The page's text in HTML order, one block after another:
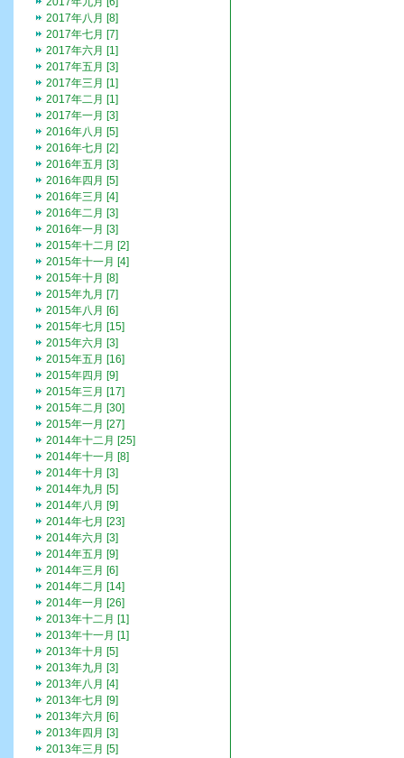
2017年八月 [8]
2017年七月 [7]
2017年六月 [1]
2017年五月 [3]
2017年三月 [1]
2017年二月 [1]
2017年一月 [3]
2016年八月 [5]
2016年七月 [2]
2016年五月 [3]
2016年四月 [5]
2016年三月 [4]
2016年二月 [3]
2016年一月 [3]
2015年十二月 [2]
2015年十一月 [4]
2015年十月 [8]
2015年九月 [7]
2015年八月 [6]
2015年七月 [15]
2015年六月 [3]
2015年五月 [16]
2015年四月 [9]
2015年三月 [17]
2015年二月 [30]
2015年一月 [27]
2014年十二月 [25]
2014年十一月 [8]
2014年十月 [3]
2014年九月 [5]
2014年八月 [9]
2014年七月 [23]
2014年六月 [3]
2014年五月 [9]
2014年三月 [6]
2014年二月 [14]
2014年一月 [26]
2013年十二月 [1]
2013年十一月 [1]
2013年十月 [5]
2013年九月 [3]
2013年八月 [4]
2013年七月 [9]
2013年六月 [6]
2013年四月 [3]
2013年三月 [5]